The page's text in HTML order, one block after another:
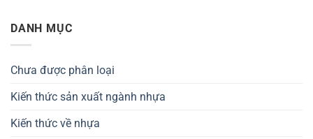
DANH MỤC
Chưa được phân loại
Kiến thức sản xuất ngành nhựa
Kiến thức về nhựa